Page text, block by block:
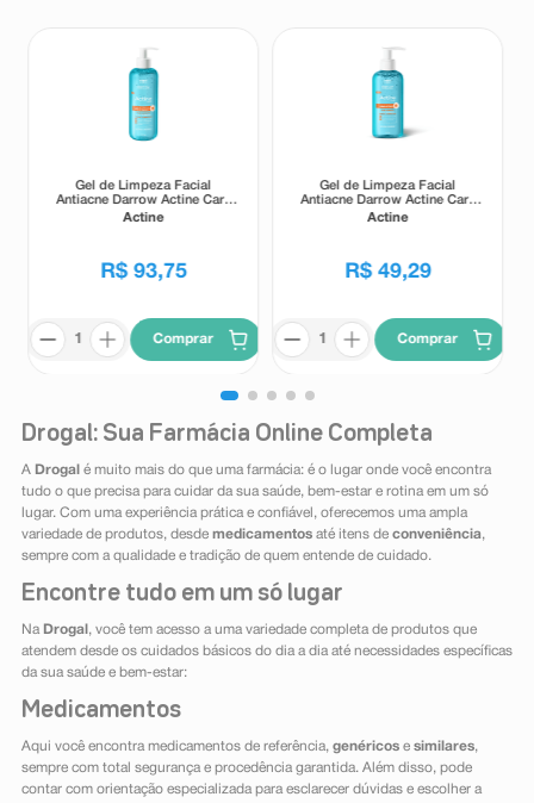
Gel de Limpeza Facial
Antiacne Darrow Actine Care
Alta Tolerância 400g
Actine
R$ 93,75
Comprar
Gel de Limpeza Facial
Antiacne Darrow Actine Care
Alta Tolerância 140g
Actine
R$ 49,29
Comprar
Drogal: Sua Farmácia Online Completa
A Drogal é muito mais do que uma farmácia: é o lugar onde você encontra
tudo o que precisa para cuidar da sua saúde, bem-estar e rotina em um só
lugar. Com uma experiência prática e confiável, oferecemos uma ampla
variedade de produtos, desde medicamentosaté itens de conveniência,
sempre com a qualidade e tradição de quem entende de cuidado.
Encontre tudo em um só lugar
Na Drogal , você tem acesso a uma variedade completa de produtos que
atendem desde os cuidados básicos do dia a dia até necessidades específicas
da sua saúde e bem-estar:
Medicamentos
Aqui você encontra medicamentos de referência, genéricose similares,
sempre com total segurança e procedência garantida. Além disso, pode
contar com orientação especializada para esclarecer dúvidas e escolher a